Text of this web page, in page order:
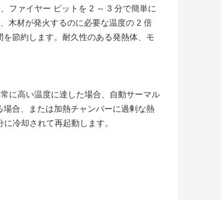
ファイヤー ピットを 2 ～ 3 分で簡単に
木材が発火するのに必要な温度の 2 倍
節約します。耐久性のある発熱体、モ
に高い温度に達した場合、自動サーマル
合、または加熱チャンバーに過剰な熱
冷却されて再起動します。